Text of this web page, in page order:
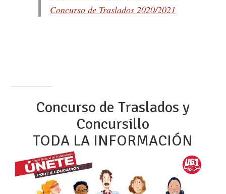
Concurso de Traslados 2020/2021
Concurso de Traslados y
Concursillo
TODA LA INFORMACIÓN